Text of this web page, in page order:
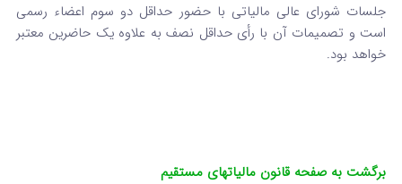
جلسات شورای عالی مالیاتی با حضور حداقل دو سوم اعضاء رسمی
است و تصمیمات آن با رأی حداقل نصف ‌به ‌علاوه یک حاضرین معتبر
خواهد بود.
برگشت به صفحه قانون مالیاتهای مستقیم